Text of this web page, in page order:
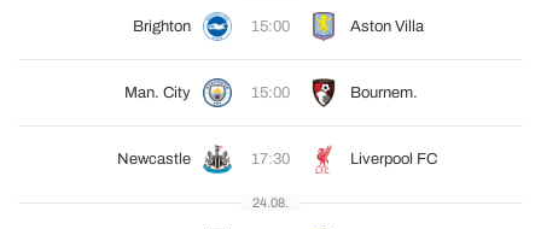
Brighton 15:00 Aston Villa
Man. City 15:00 Bournem.
Newcastle 17:30 Liverpool FC
24.08.